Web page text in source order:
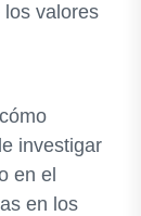
los valores
investigar
en el
en los